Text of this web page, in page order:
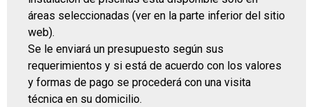
áreas seleccionadas (ver en la parte inferior del sitio
web).
Se le enviará un presupuesto según sus
requerimientos y si está de acuerdo con los valores
y formas de pago se procederá con una visita
técnica en su domicilio.